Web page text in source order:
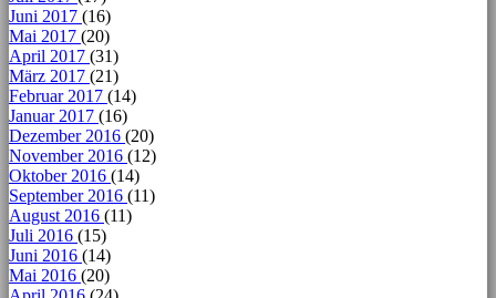
Juni 2017 (16)
Mai 2017 (20)
April 2017 (31)
März 2017 (21)
Februar 2017 (14)
Januar 2017 (16)
Dezember 2016 (20)
November 2016 (12)
Oktober 2016 (14)
September 2016 (11)
August 2016 (11)
Juli 2016 (15)
Juni 2016 (14)
Mai 2016 (20)